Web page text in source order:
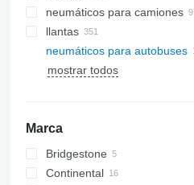
neumáticos para camiones
llantas
llantas de camiones
llantas de automóvil
neumáticos para autobuses
mostrar todos
Marca
Bridgestone
Continental